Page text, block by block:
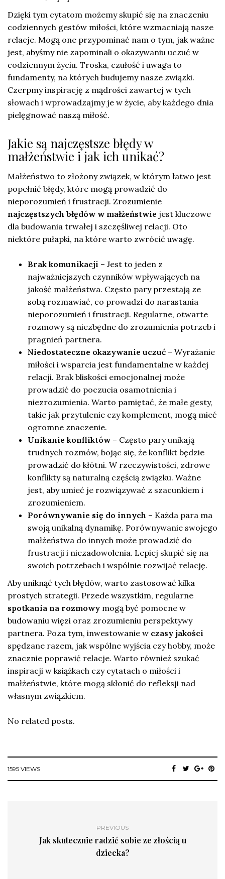
Dzięki tym cytatom możemy skupić się na znaczeniu
codziennych gestów miłości, które wzmacniają nasze
relacje. Mogą one przypominać nam o tym, jak ważne
jest, abyśmy nie zapominali o okazywaniu uczuć w
codziennym życiu. Troska, czułość i uwaga to
fundamenty, na których budujemy nasze związki.
Czerpmy inspirację z mądrości zawartej w tych
słowach i wprowadzajmy je w życie, aby każdego dnia
pielęgnować naszą miłość.
Jakie są najczęstsze błędy w
małżeństwie i jak ich unikać?
Małżeństwo to złożony związek, w którym łatwo jest
popełnić błędy, które mogą prowadzić do
nieporozumień i frustracji. Zrozumienie
najczęstszych błędów w małżeństwie jest kluczowe
dla budowania trwałej i szczęśliwej relacji. Oto
niektóre pułapki, na które warto zwrócić uwagę.
Brak komunikacji – Jest to jeden z
najważniejszych czynników wpływających na
jakość małżeństwa. Często pary przestają ze
sobą rozmawiać, co prowadzi do narastania
nieporozumień i frustracji. Regularne, otwarte
rozmowy są niezbędne do zrozumienia potrzeb i
pragnień partnera.
Niedostateczne okazywanie uczuć – Wyrażanie
miłości i wsparcia jest fundamentalne w każdej
relacji. Brak bliskości emocjonalnej może
prowadzić do poczucia osamotnienia i
niezrozumienia. Warto pamiętać, że małe gesty,
takie jak przytulenie czy komplement, mogą mieć
ogromne znaczenie.
Unikanie konfliktów – Często pary unikają
trudnych rozmów, bojąc się, że konflikt będzie
prowadzić do kłótni. W rzeczywistości, zdrowe
konflikty są naturalną częścią związku. Ważne
jest, aby umieć je rozwiązywać z szacunkiem i
zrozumieniem.
Porównywanie się do innych – Każda para ma
swoją unikalną dynamikę. Porównywanie swojego
małżeństwa do innych może prowadzić do
frustracji i niezadowolenia. Lepiej skupić się na
swoich potrzebach i wspólnie rozwijać relację.
Aby uniknąć tych błędów, warto zastosować kilka
prostych strategii. Przede wszystkim, regularne
spotkania na rozmowy mogą być pomocne w
budowaniu więzi oraz zrozumieniu perspektywy
partnera. Poza tym, inwestowanie w czasy jakości
spędzane razem, jak wspólne wyjścia czy hobby, może
znacznie poprawić relacje. Warto również szukać
inspiracji w książkach czy cytatach o miłości i
małżeństwie, które mogą skłonić do refleksji nad
własnym związkiem.
No related posts.
1595 VIEWS
PREVIOUS
Jak skutecznie radzić sobie ze złością u
dziecka?